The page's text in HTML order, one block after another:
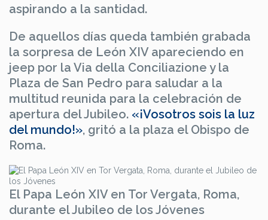
aspirando a la santidad.
De aquellos días queda también grabada
la sorpresa de León XIV apareciendo en
jeep por la Via della Conciliazione y la
Plaza de San Pedro para saludar a la
multitud reunida para la celebración de
apertura del Jubileo. «¡Vosotros sois la luz
del mundo!», gritó a la plaza el Obispo de
Roma.
El Papa León XIV en Tor Vergata, Roma,
durante el Jubileo de los Jóvenes